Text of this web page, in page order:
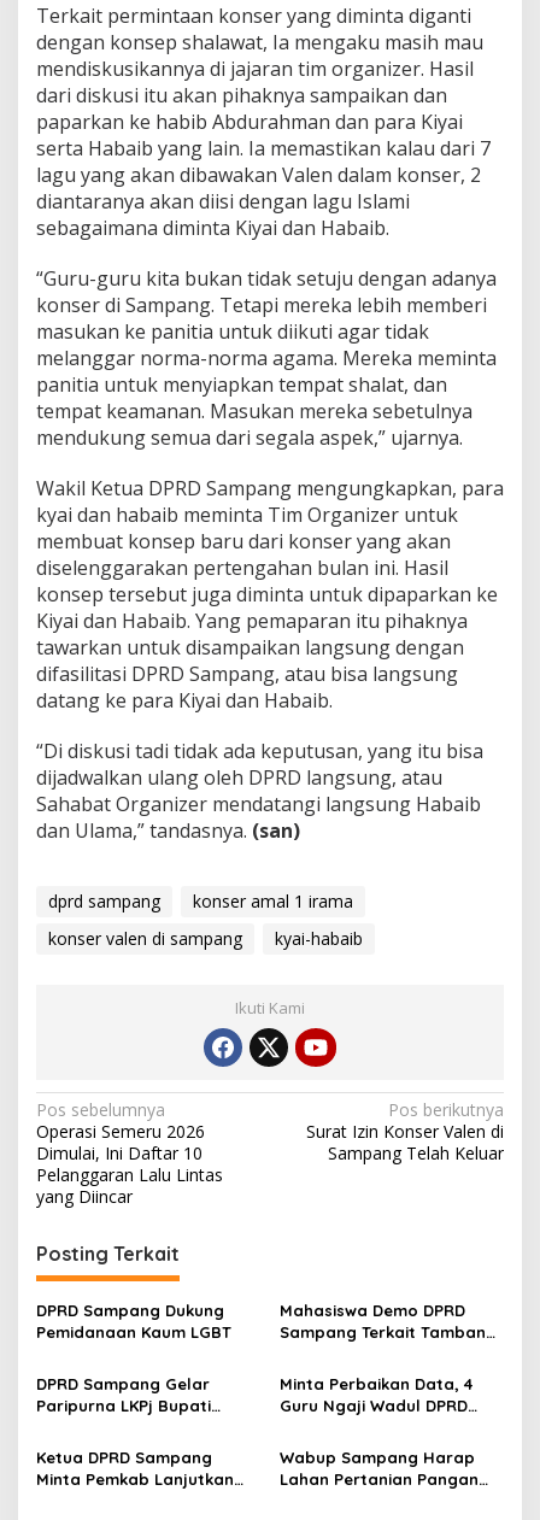
Terkait permintaan konser yang diminta diganti
dengan konsep shalawat, Ia mengaku masih mau
mendiskusikannya di jajaran tim organizer. Hasil
dari diskusi itu akan pihaknya sampaikan dan
paparkan ke habib Abdurahman dan para Kiyai
serta Habaib yang lain. Ia memastikan kalau dari 7
lagu yang akan dibawakan Valen dalam konser, 2
diantaranya akan diisi dengan lagu Islami
sebagaimana diminta Kiyai dan Habaib.
“Guru-guru kita bukan tidak setuju dengan adanya
konser di Sampang. Tetapi mereka lebih memberi
masukan ke panitia untuk diikuti agar tidak
melanggar norma-norma agama. Mereka meminta
panitia untuk menyiapkan tempat shalat, dan
tempat keamanan. Masukan mereka sebetulnya
mendukung semua dari segala aspek,” ujarnya.
Wakil Ketua DPRD Sampang mengungkapkan, para
kyai dan habaib meminta Tim Organizer untuk
membuat konsep baru dari konser yang akan
diselenggarakan pertengahan bulan ini. Hasil
konsep tersebut juga diminta untuk dipaparkan ke
Kiyai dan Habaib. Yang pemaparan itu pihaknya
tawarkan untuk disampaikan langsung dengan
difasilitasi DPRD Sampang, atau bisa langsung
datang ke para Kiyai dan Habaib.
“Di diskusi tadi tidak ada keputusan, yang itu bisa
dijadwalkan ulang oleh DPRD langsung, atau
Sahabat Organizer mendatangi langsung Habaib
dan Ulama,” tandasnya. (san)
dprd sampang
konser amal 1 irama
konser valen di sampang
kyai-habaib
Ikuti Kami
Navigasi
pos
Pos sebelumnya
Operasi Semeru 2026
Dimulai, Ini Daftar 10
Pelanggaran Lalu Lintas
yang Diincar
Pos berikutnya
Surat Izin Konser Valen di
Sampang Telah Keluar
Posting Terkait
DPRD Sampang Dukung
Pemidanaan Kaum LGBT
Mahasiswa Demo DPRD
Sampang Terkait Tambang
DPRD Sampang Gelar
Paripurna LKPj Bupati
Minta Perbaikan Data, 4
Guru Ngaji Wadul DPRD
Ketua DPRD Sampang
Minta Pemkab Lanjutkan
Wabup Sampang Harap
Lahan Pertanian Pangan